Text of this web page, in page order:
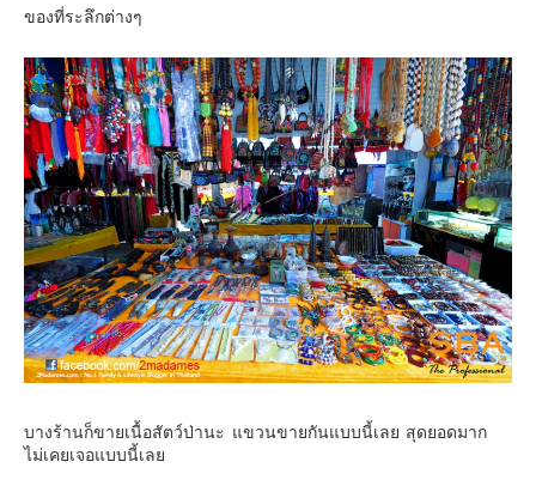
ของที่ระลึกต่างๆ
บางร้านก็ขายเนื้อสัตว์ป่านะ แขวนขายกันแบบนี้เลย สุดยอดมาก
ไม่เคยเจอแบบนี้เลย